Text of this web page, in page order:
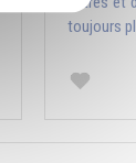
toujours